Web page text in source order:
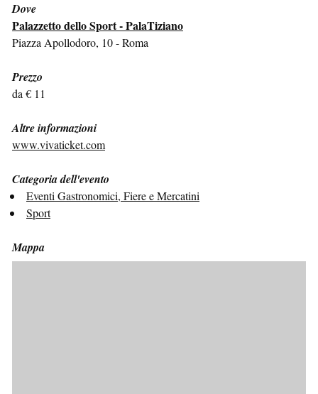
Dove
Palazzetto dello Sport - PalaTiziano
Piazza Apollodoro, 10 - Roma
Prezzo
da € 11
Altre informazioni
www.vivaticket.com
Categoria dell'evento
Eventi Gastronomici, Fiere e Mercatini
Sport
Mappa